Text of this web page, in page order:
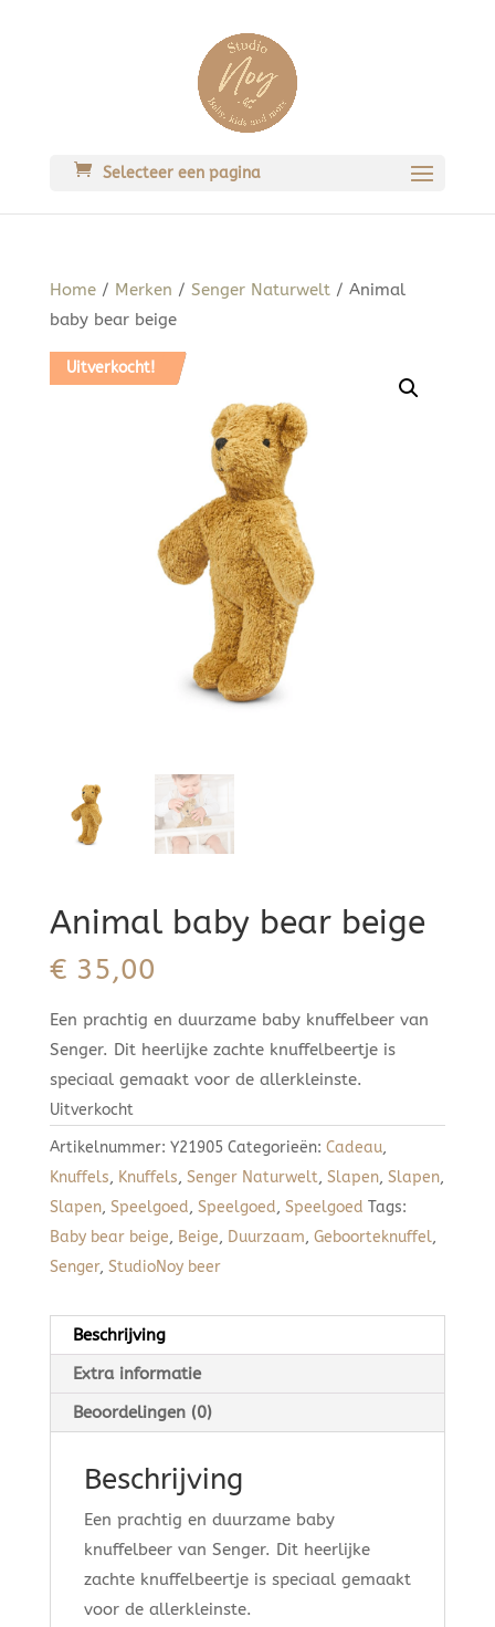
Selecteer een pagina
Home/ Merken / Senger Naturwelt/ Animal
baby bear beige
Uitverkocht!
Animal baby bear beige
€ 35,00
Een prachtig en duurzame baby knuffelbeer van
Senger. Dit heerlijke zachte knuffelbeertje is
speciaal gemaakt voor de allerkleinste.
Uitverkocht
Artikelnummer: Y21905 Categorieën: Cadeau,
Knuffels, Knuffels, Senger Naturwelt, Slapen, Slapen,
Slapen, Speelgoed, Speelgoed, Speelgoed Tags:
Baby bear beige, Beige, Duurzaam, Geboorteknuffel,
Senger, StudioNoy beer
Beschrijving
Extra informatie
Beoordelingen (0)
Beschrijving
Een prachtig en duurzame baby
knuffelbeer van Senger. Dit heerlijke
zachte knuffelbeertje is speciaal gemaakt
voor de allerkleinste.